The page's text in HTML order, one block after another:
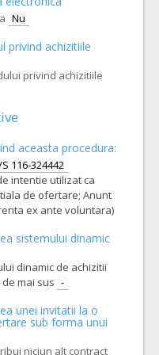
pentru contract
se solicita
utilajele pe care le vor
HG NR.342/2022)
Cant min si max este specificata in caietul de sarcini, al prezentei documentatii.
drenaj si truse (Rev.2)
ATRIBUIT
contract
care se solicita
utilajele pe care le vor
drenabil
Nu
privind achizitiile
privind achizitiile
aceasta procedura:
116-324442
intentie utilizat ca
de ofertare; Anunt
ex ante voluntara)
sistemului dinamic
dinamic de achizitii
mai sus -
unei invitatii la o
sub forma unui
niciun alt contract